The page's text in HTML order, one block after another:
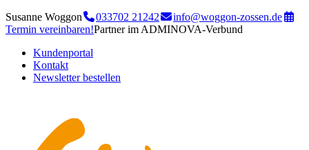
Susanne Woggon 033702 21242
info@woggon-zossen.de
Termin vereinbaren!Partner im ADMINOVA-Verbund
Kundenportal
Kontakt
Newsletter bestellen